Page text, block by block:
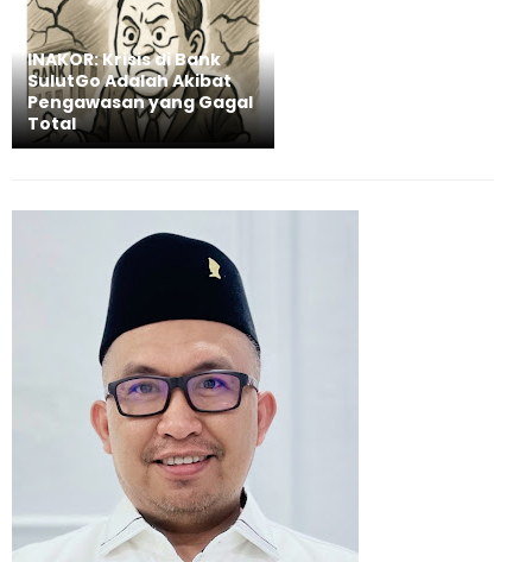
INAKOR: Krisis di Bank
SulutGo Adalah Akibat
Pengawasan yang Gagal
Total